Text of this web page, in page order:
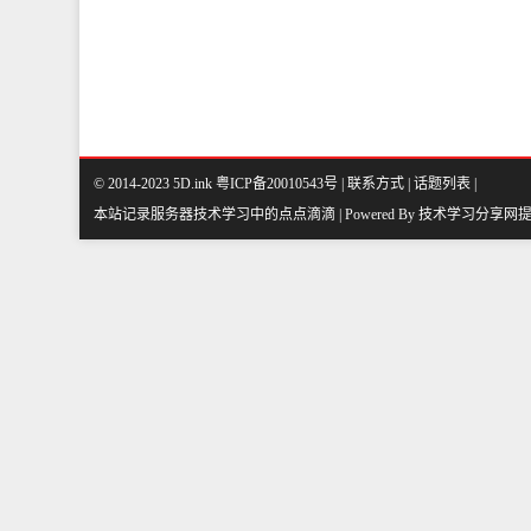
© 2014-2023 5D.ink 粤ICP备20010543号 联系方式 话题列表
本站记录服务器技术学习中的点点滴滴 | Powered By 技术学习分享网